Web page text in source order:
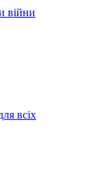
війни
всіх